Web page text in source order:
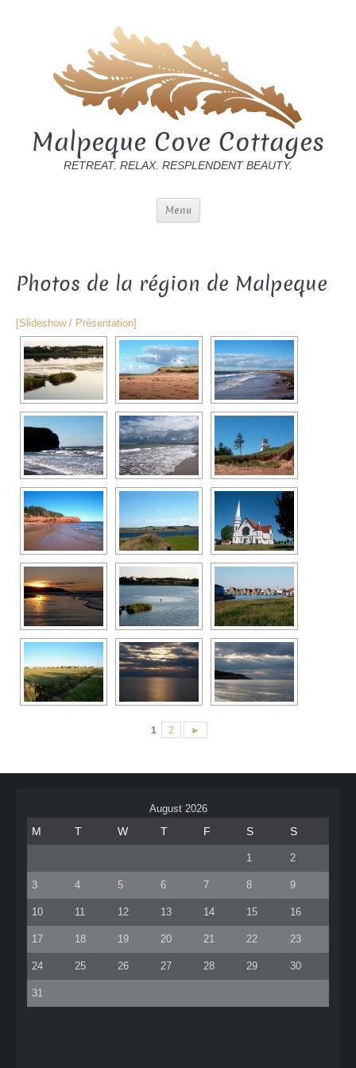
Malpeque Cove Cottages
RETREAT. RELAX. RESPLENDENT BEAUTY.
Menu
Photos de la région de Malpeque
[Slideshow / Présentation]
1 2 ►
August 2026
M T W T F S S
1 2
3 4 5 6 7 8 9
10 11 12 13 14 15 16
17 18 19 20 21 22 23
24 25 26 27 28 29 30
31